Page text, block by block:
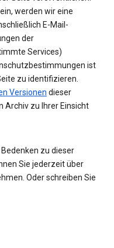
werden wir eine
E-Mail-
der
Services)
ist
zu identifizieren.
Versionen dieser
Archiv zu Ihrer Einsicht
zu dieser
Sie jederzeit über
Oder schreiben Sie